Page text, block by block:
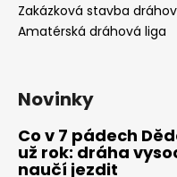
Zakázková stavba
Amatérská dráhová liga
Novinky
Co v 7 pádech
už rok: dráha
naučí jezdit